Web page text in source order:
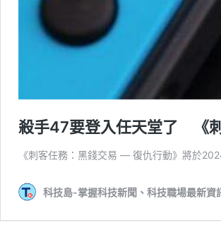
殺手47要登入任天堂了 《
《刺客任務：黑錢交易 — 復仇行動》將於
科技島-掌握科技新聞、科技職場最新資